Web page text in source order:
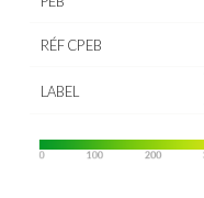
RÉF CPEB
LABEL